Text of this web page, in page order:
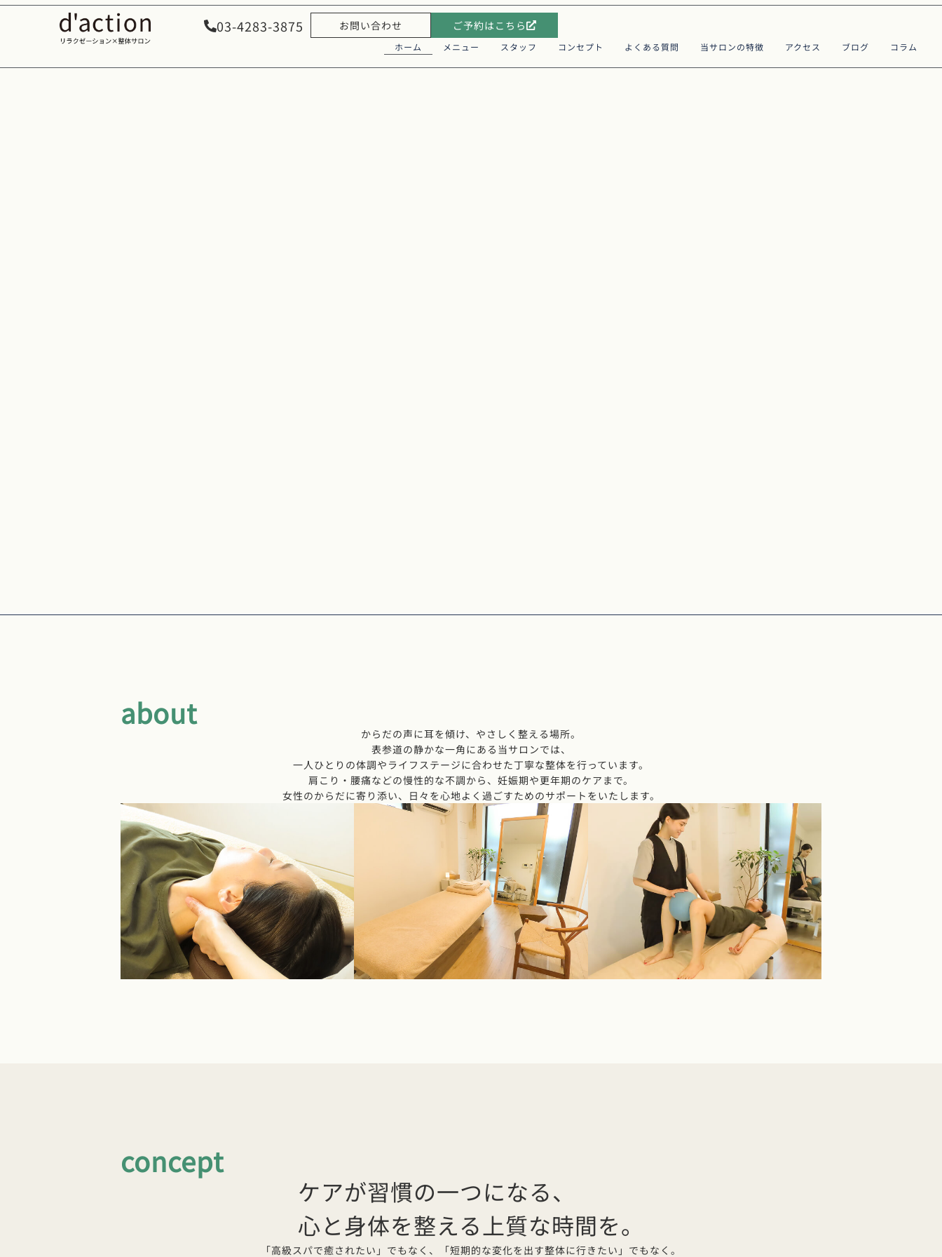
03-4283-3875 お問い合わせ ご予約はこちら
ホーム メニュー スタッフ コンセプト よくある質問 当サロンの特徴 アクセス ブログ コラム
about
からだの声に耳を傾け、やさしく整える場所。
表参道の静かな一角にある当サロンでは、
一人ひとりの体調やライフステージに合わせた丁寧な整体を行っています。
肩こり・腰痛などの慢性的な不調から、 妊娠期や更年期のケアまで。
女性のからだに寄り添い、日々を心地よく 過ごすためのサポートをいたします。
concept
ケアが習慣の一つになる、
心と身体を整える上質な時間を。
「高級スパで癒されたい」でもなく、「短期的な変化を出す整体に行きたい」でもなく。